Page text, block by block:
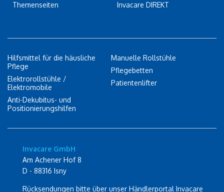
Themenseiten
Invacare DIREKT
Hilfsmittel für die häusliche
Pflege
Elektrorollstühle /
Elektromobile
Anti-Dekubitus- und
Positionierungshilfen
Manuelle Rollstühle
Pflegebetten
Patientenlifter
Invacare GmbH
Am Achener Hof 8
D - 88316 Isny
Rücksendungen bitte über unser Händlerportal Invacare